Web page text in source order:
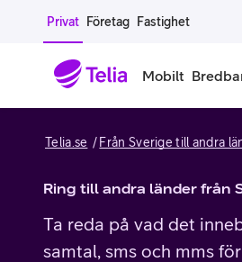
Gå till sidans innehåll
Privat Företag Fastighet
Mobilt
Mobiltelefoner
iPhone
Samsung Galaxy
Telia.se Från Sverige till andra
Ring till andra länder från
Ta reda på vad det
samtal, sms och mms